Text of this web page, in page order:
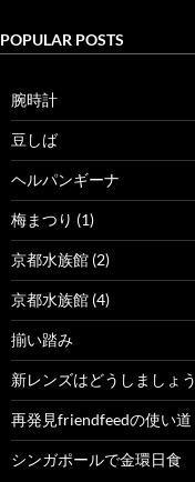
POPULAR POSTS
腕時計
豆しば
ヘルパンギーナ
梅まつり (1)
京都水族館 (2)
京都水族館 (4)
揃い踏み
新レンズはどうしましょう
再発見friendfeedの使い道
シンガポールで金環日食